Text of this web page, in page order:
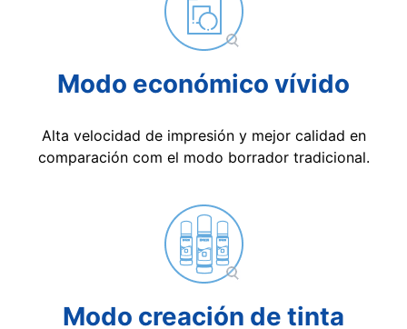
Modo económico vívido
Alta velocidad de impresión y mejor calidad en
comparación com el modo borrador tradicional.
Modo creación de tinta